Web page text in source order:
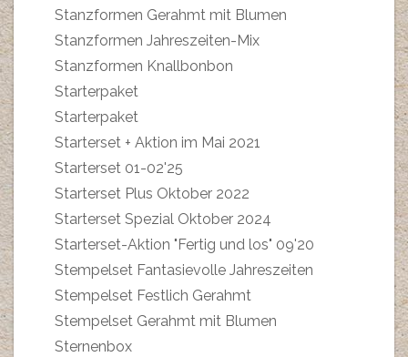
Stanzformen Gerahmt mit Blumen
Stanzformen Jahreszeiten-Mix
Stanzformen Knallbonbon
Starterpaket
Starterpaket
Starterset + Aktion im Mai 2021
Starterset 01-02'25
Starterset Plus Oktober 2022
Starterset Spezial Oktober 2024
Starterset-Aktion "Fertig und los" 09'20
Stempelset Fantasievolle Jahreszeiten
Stempelset Festlich Gerahmt
Stempelset Gerahmt mit Blumen
Sternenbox